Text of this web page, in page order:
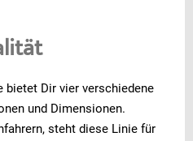
bietet Dir vier verschiedene
und Dimensionen.
steht diese Linie für